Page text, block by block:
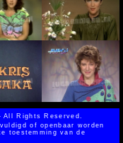
All Rights Reserved.
of openbaar worden
toestemming van de